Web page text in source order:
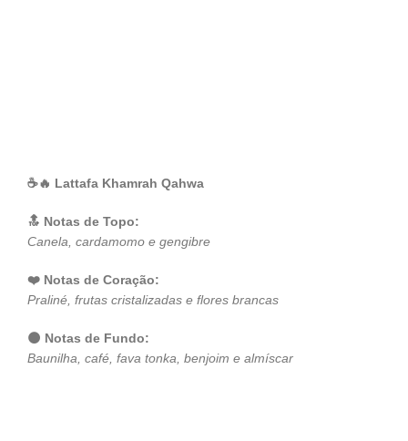
☕🔥 Lattafa Khamrah Qahwa
🔝 Notas de Topo:
Canela, cardamomo e gengibre
❤️ Notas de Coração:
Praliné, frutas cristalizadas e flores brancas
🌑 Notas de Fundo:
Baunilha, café, fava tonka, benjoim e almíscar